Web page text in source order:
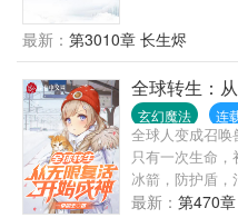
到浩瀚无垠的修
头长生灵兽为
想招惹任何人
经意，他露出了
露出了那十六块
阴沉微笑：“我
抖了，他套……
激发，像是被加
穹，万灵寂灭
最新： 第3010章 长生烬
全球转生：
玄幻魔法 连
全球人变成召
只有一次生命
冰箭，防护盾
次复活都能获得
最新： 第470